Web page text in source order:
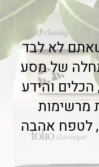
לא לבד
של מסע
והידע
מרשימות
לטפח אהבה